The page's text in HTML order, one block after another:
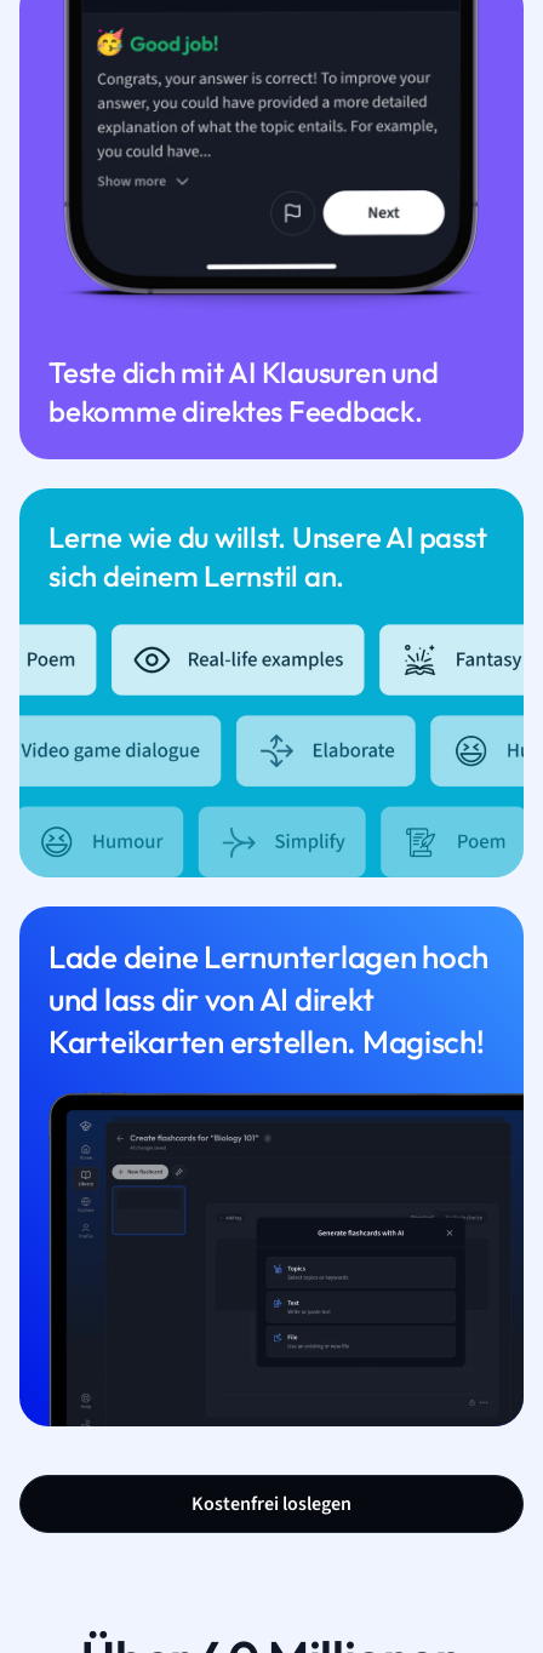
Lerne wie du willst. Unsere AI passt
sich deinem Lernstil an.
Teste dich mit AI Klausuren und
bekomme direktes Feedback.
Lade deine Lernunterlagen hoch
und lass dir von AI direkt
Karteikarten erstellen. Magisch!
Kostenfrei loslegen